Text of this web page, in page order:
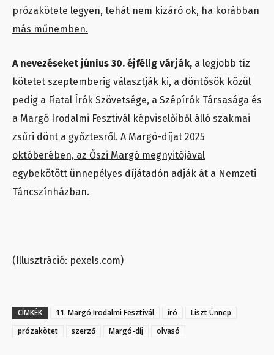
prózakötete legyen, tehát nem kizáró ok, ha korábban
más műnemben.
A nevezéseket június 30. éjfélig várják, a legjobb tíz
kötetet szeptemberig választják ki, a döntősök közül
pedig a Fiatal Írók Szövetsége, a Szépírók Társasága és
a Margó Irodalmi Fesztivál képviselőiből álló szakmai
zsűri dönt a győztesről. A Margó-díjat 2025
októberében, az Őszi Margó megnyitójával
egybekötött ünnepélyes díjátadón adják át a Nemzeti
Táncszínházban.
(Illusztráció: pexels.com)
CÍMKÉK 11. Margó Irodalmi Fesztivál író
Liszt Ünnep
prózakötet
szerző Margó-díj olvasó